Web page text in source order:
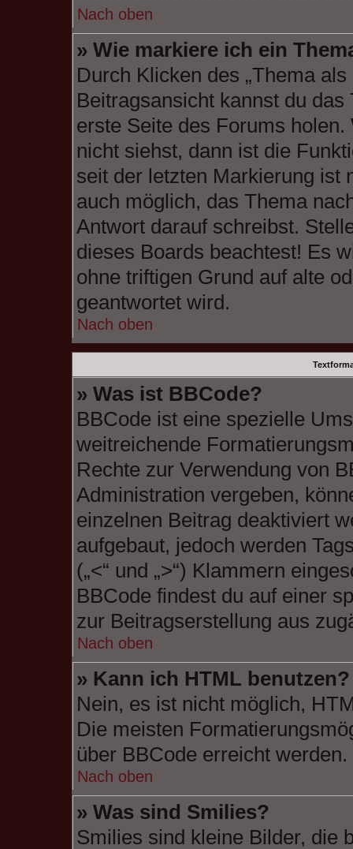
Nach oben
» Wie markiere ich ein
Durch Klicken des „Thema
Beitragsansicht kannst du
erste Seite des Forums
nicht siehst, dann ist die
seit der letzten Markierung ist
auch möglich, das Thema
Antwort darauf schreibst.
dieses Boards beachtest! Es
ohne triftigen Grund auf alte
geantwortet wird.
Nach oben
» Was ist BBCode?
BBCode ist eine spezielle
weitreichende
Rechte zur Verwendung von
Administration vergeben,
einzelnen Beitrag deaktiviert
aufgebaut, jedoch werden
(„<“ und „>“) Klammern
BBCode findest du auf einer
zur Beitragserstellung aus
Nach oben
» Kann ich HTML benutzen?
Nein, es ist nicht möglich,
Die meisten
über BBCode erreicht werden.
Nach oben
» Was sind Smilies?
Smilies sind kleine Bilder, die